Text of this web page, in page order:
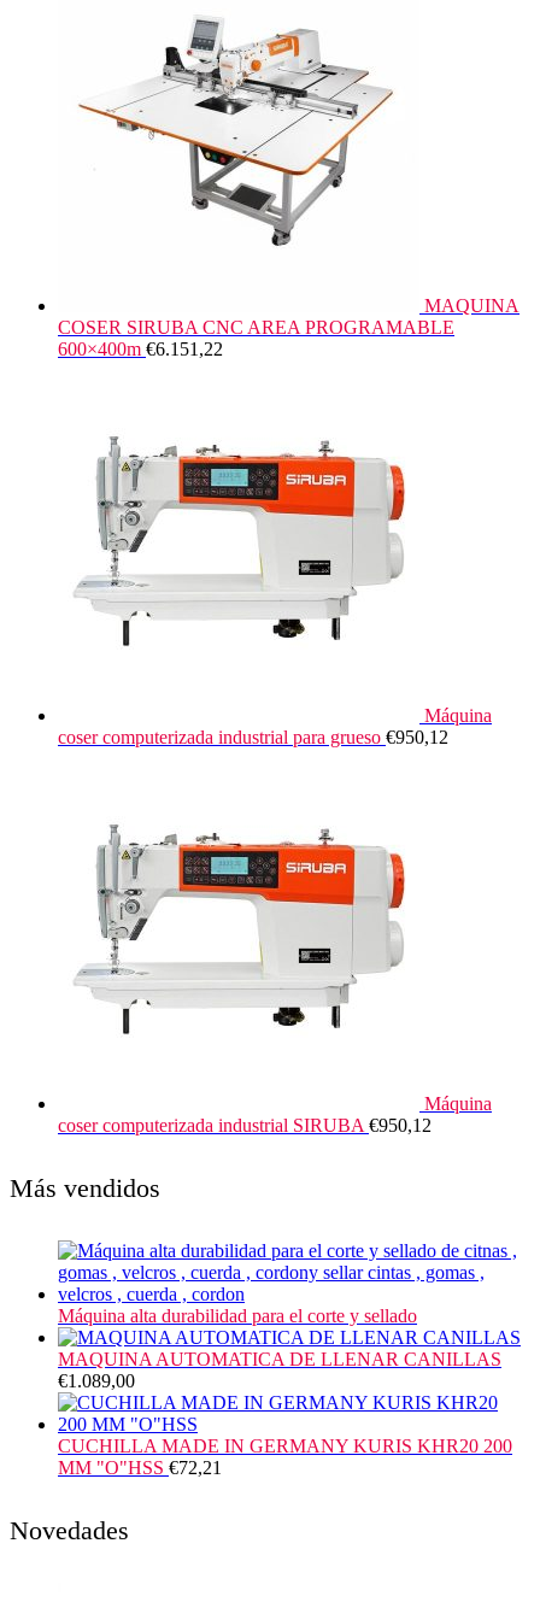
MAQUINA
COSER SIRUBA CNC AREA PROGRAMABLE
600×400m €6.151,22
Máquina
coser computerizada industrial para grueso €950,12
Máquina
coser computerizada industrial SIRUBA €950,12
Más vendidos
Máquina alta durabilidad para el corte y sellado
MAQUINA AUTOMATICA DE LLENAR CANILLAS
€1.089,00
CUCHILLA MADE IN GERMANY KURIS KHR20 200
MM "O"HSS €72,21
Novedades